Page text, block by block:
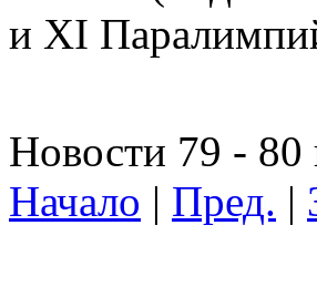
и XI
Новости 79 - 80
Начало | Пред. |